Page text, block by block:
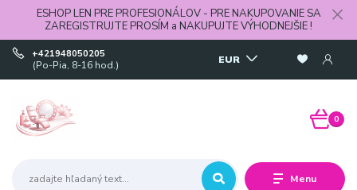
ESHOP LEN PRE PROFESIONÁLOV - PRE NAKUPOVANIE SA
ZAREGISTRUJTE PROSÍM a NAKUPUJTE VÝHODNEJŠIE !
Menu
EUR
+421948050205
(Po-Pia, 8-16 hod.)
0